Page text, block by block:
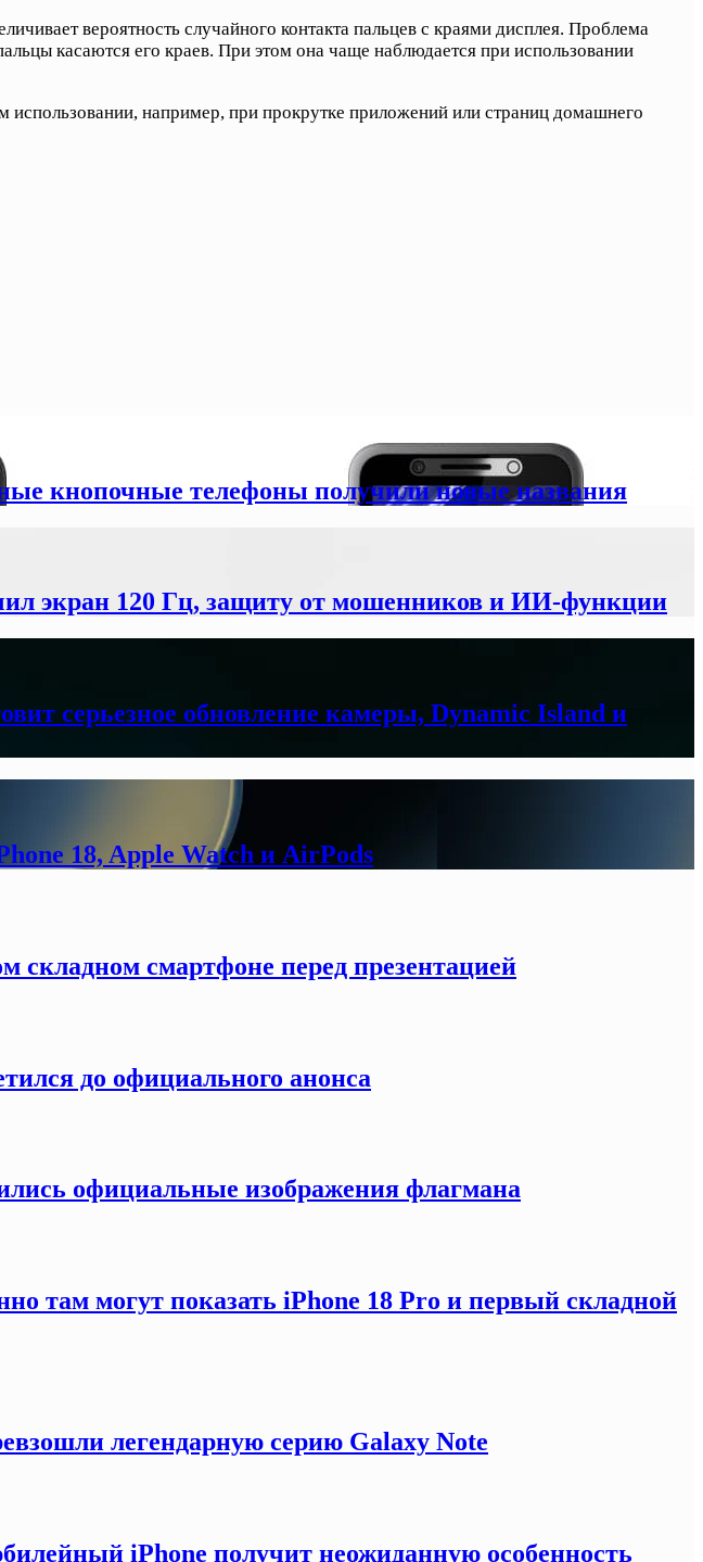
вероятность случайного контакта пальцев с краями дисплея. Проблема
касаются его краев. При этом она чаще наблюдается при использовании
например, при прокрутке приложений или страниц домашнего
кнопочные телефоны получили новые названия
экран 120 Гц, защиту от мошенников и ИИ-функции
серьезное обновление камеры, Dynamic Island и
18, Apple Watch и AirPods
складном смартфоне перед презентацией
до официального анонса
официальные изображения флагмана
там могут показать iPhone 18 Pro и первый складной
легендарную серию Galaxy Note
iPhone получит неожиданную особенность